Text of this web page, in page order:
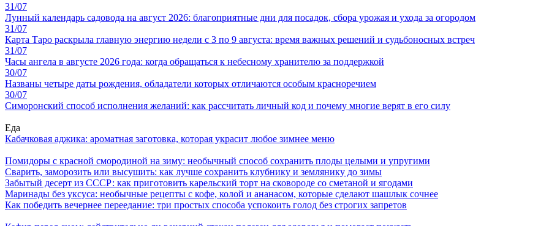
31/07
Лунный календарь садовода на август 2026: благоприятные дни для посадок, сбора урожая и ухода за огородом
31/07
Карта Таро раскрыла главную энергию недели с 3 по 9 августа: время важных решений и судьбоносных встреч
31/07
Часы ангела в августе 2026 года: когда обращаться к небесному хранителю за поддержкой
30/07
Названы четыре даты рождения, обладатели которых отличаются особым красноречием
30/07
Симоронский способ исполнения желаний: как рассчитать личный код и почему многие верят в его силу
Еда
Кабачковая аджика: ароматная заготовка, которая украсит любое зимнее меню
Помидоры с красной смородиной на зиму: необычный способ сохранить плоды целыми и упругими
Сварить, заморозить или высушить: как лучше сохранить клубнику и землянику до зимы
Забытый десерт из СССР: как приготовить карельский торт на сковороде со сметаной и ягодами
Маринады без уксуса: необычные рецепты с кофе, колой и ананасом, которые сделают шашлык сочнее
Как победить вечернее переедание: три простых способа успокоить голод без строгих запретов